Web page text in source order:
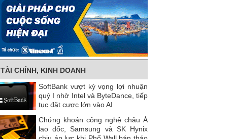
TÀI CHÍNH, KINH DOANH
SoftBank vượt kỳ vọng lợi nhuận
quý I nhờ Intel và ByteDance, tiếp
tục đặt cược lớn vào AI
Chứng khoán công nghệ châu Á
lao dốc, Samsung và SK Hynix